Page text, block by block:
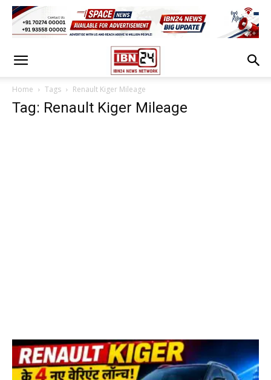
Home Tags Renault Kiger Mileage
Tag: Renault Kiger Mileage